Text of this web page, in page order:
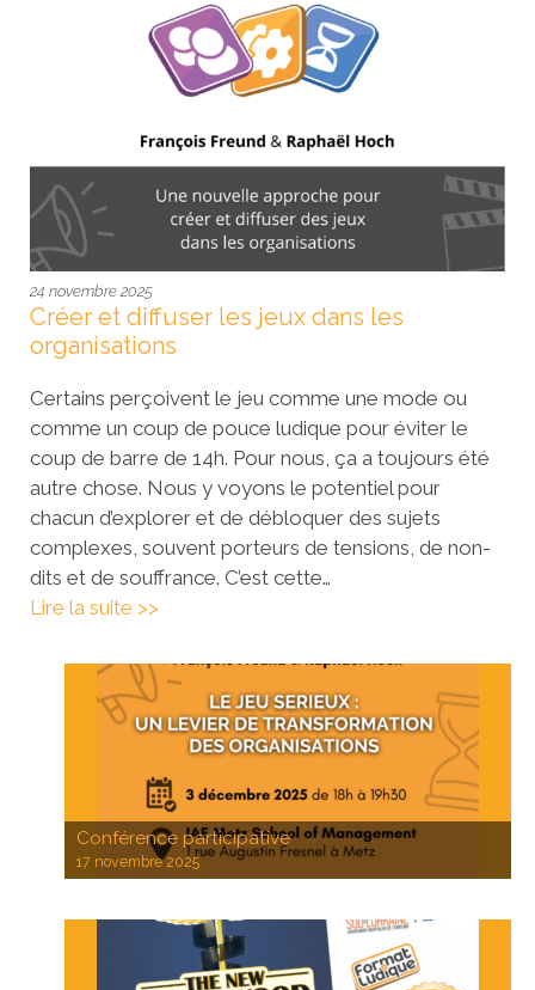
24 novembre 2025
Créer et diffuser les jeux dans les
organisations
Certains perçoivent le jeu comme une mode ou
comme un coup de pouce ludique pour éviter le
coup de barre de 14h. Pour nous, ça a toujours été
autre chose. Nous y voyons le potentiel pour
chacun d’explorer et de débloquer des sujets
complexes, souvent porteurs de tensions, de non-
dits et de souffrance. C’est cette…
Lire la suite >>
Conférence participative
17 novembre 2025